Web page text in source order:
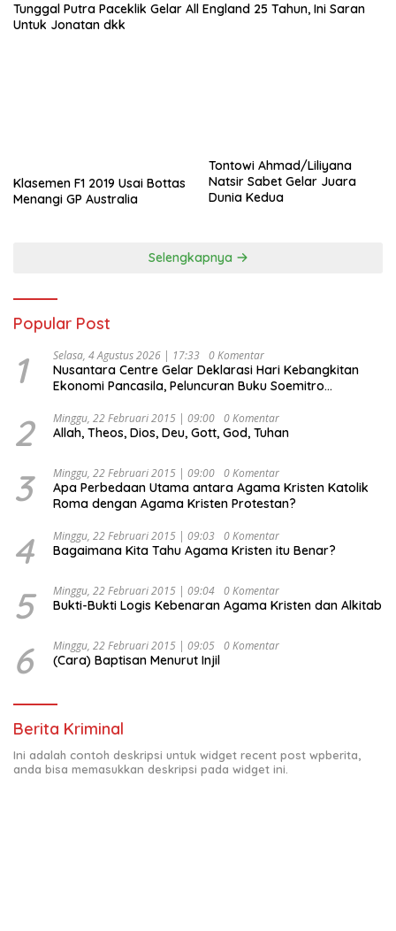
Tunggal Putra Paceklik Gelar All England 25 Tahun, Ini Saran
Untuk Jonatan dkk
Klasemen F1 2019 Usai Bottas
Menangi GP Australia
Tontowi Ahmad/Liliyana
Natsir Sabet Gelar Juara
Dunia Kedua
Selengkapnya
Popular Post
1 Selasa, 4 Agustus 2026 | 17:33 0 Komentar
Nusantara Centre Gelar Deklarasi Hari Kebangkitan
Ekonomi Pancasila, Peluncuran Buku Soemitro
Ekonomi Politik Indonesia) & Simposium Nasional
“Urgensi Undang-Undang Perekonomian Nasional dan
Indonesia Emas 2045”,
2 Minggu, 22 Februari 2015 | 09:00 0 Komentar
Allah, Theos, Dios, Deu, Gott, God, Tuhan
3 Minggu, 22 Februari 2015 | 09:00 0 Komentar
Apa Perbedaan Utama antara Agama Kristen Katolik
Roma dengan Agama Kristen Protestan?
4 Minggu, 22 Februari 2015 | 09:03 0 Komentar
Bagaimana Kita Tahu Agama Kristen itu Benar?
5 Minggu, 22 Februari 2015 | 09:04 0 Komentar
Bukti-Bukti Logis Kebenaran Agama Kristen dan Alkitab
6 Minggu, 22 Februari 2015 | 09:05 0 Komentar
(Cara) Baptisan Menurut Injil
Berita Kriminal
Ini adalah contoh deskripsi untuk widget recent post wpberita,
anda bisa memasukkan deskripsi pada widget ini.